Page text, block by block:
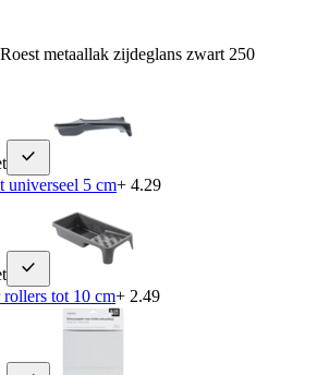
metaallak zijdeglans zwart 250
5 cm+ 4.29
tot 10 cm+ 2.49